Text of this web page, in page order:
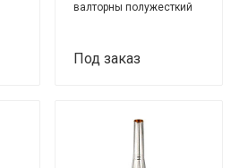
валторны полужесткий
Под заказ